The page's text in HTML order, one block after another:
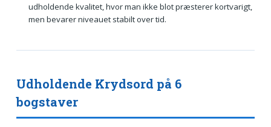
udholdende kvalitet, hvor man ikke blot præsterer kortvarigt,
men bevarer niveauet stabilt over tid.
Udholdende Krydsord på 6
bogstaver